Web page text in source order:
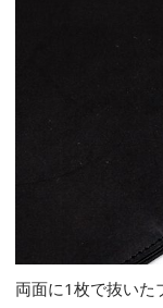
両面に1枚で抜いた